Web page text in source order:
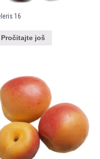
16
Pročitajte još